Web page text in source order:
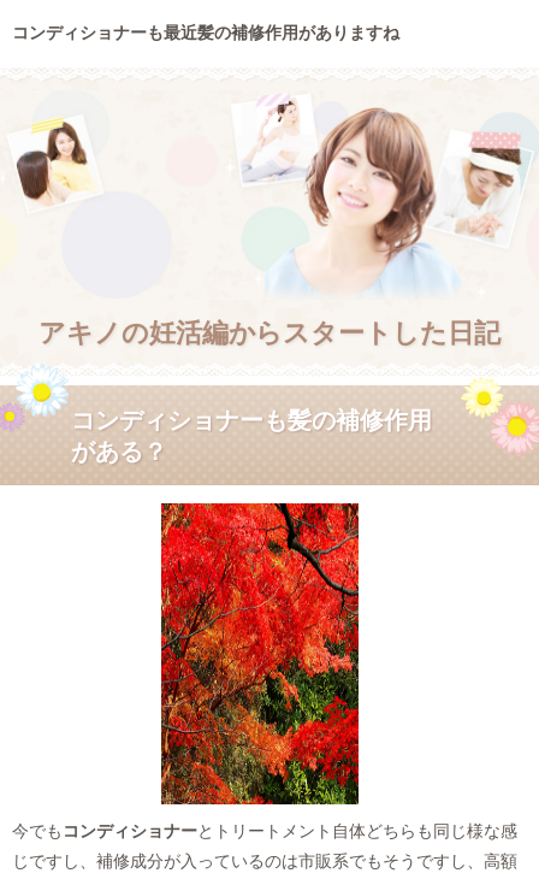
コンディショナーも最近髪の補修作用がありますね
アキノの妊活編からスタートした日記
コンディショナーも髪の補修作用
がある？
今でも コンディショナーとトリートメント自体どちらも同じ様な感
じですし、補修成分が入っているのは市販系でもそうですし、高額